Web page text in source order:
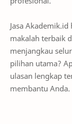
Jasa
makalah terbaik
menjangkau
pilihan utama?
ulasan lengkap
membantu Anda.